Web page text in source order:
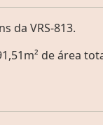
da VRS-813.
de área